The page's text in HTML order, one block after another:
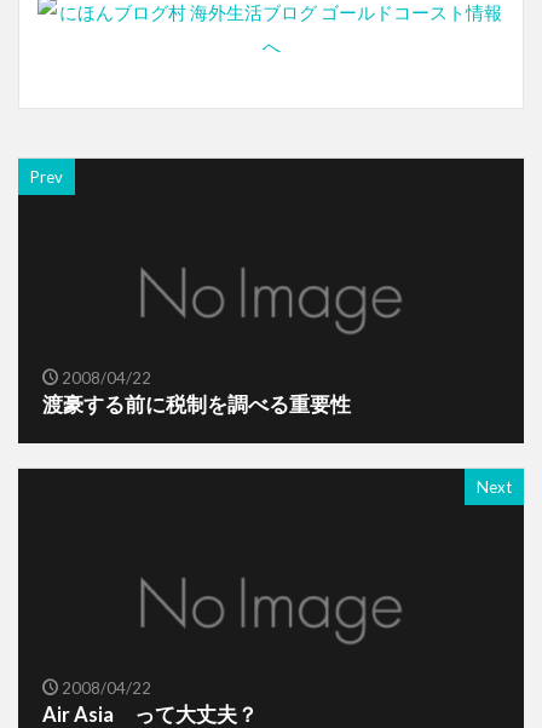
Prev
2008/04/22
渡豪する前に税制を調べる重要性
Next
2008/04/22
Air Asia って大丈夫？